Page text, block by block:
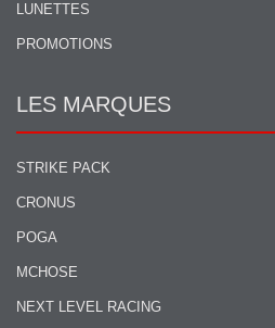
LUNETTES
PROMOTIONS
LES MARQUES
STRIKE PACK
CRONUS
POGA
MCHOSE
NEXT LEVEL RACING